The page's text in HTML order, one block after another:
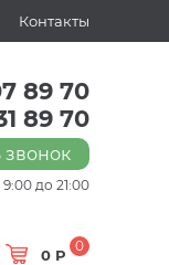
Контакты
89 70
89 70
звонок
до 21:00
0 Р
0